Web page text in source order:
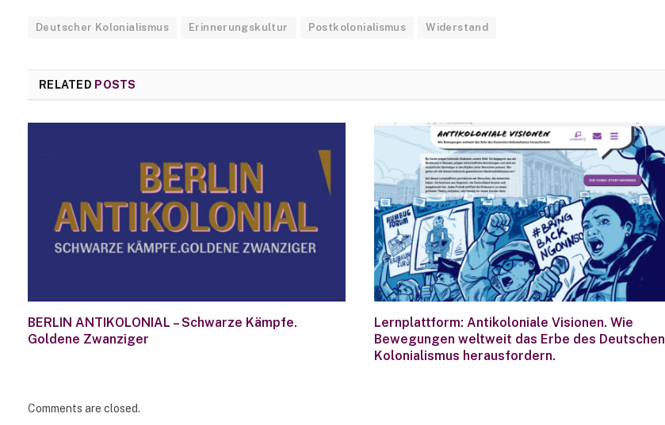
Deutscher Kolonialismus Erinnerungskultur Postkolonialismus Widerstand
RELATED POSTS
BERLIN ANTIKOLONIAL – Schwarze Kämpfe.
Goldene Zwanziger
Lernplattform: Antikoloniale Visionen. Wie
Bewegungen weltweit das Erbe des Deutschen
Kolonialismus herausfordern.
Comments are closed.